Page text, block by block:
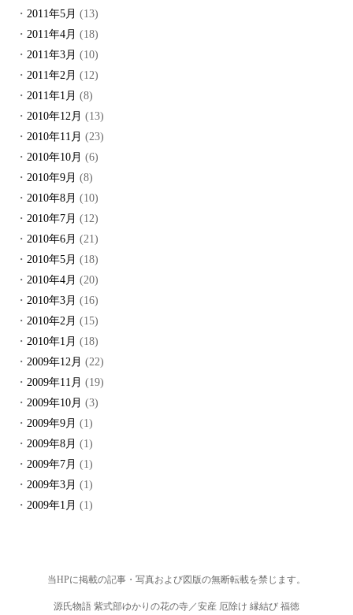
2011年5月 (13)
2011年4月 (18)
2011年3月 (10)
2011年2月 (12)
2011年1月 (8)
2010年12月 (13)
2010年11月 (23)
2010年10月 (6)
2010年9月 (8)
2010年8月 (10)
2010年7月 (12)
2010年6月 (21)
2010年5月 (18)
2010年4月 (20)
2010年3月 (16)
2010年2月 (15)
2010年1月 (18)
2009年12月 (22)
2009年11月 (19)
2009年10月 (3)
2009年9月 (1)
2009年8月 (1)
2009年7月 (1)
2009年3月 (1)
2009年1月 (1)
当HPに掲載の記事・写真および図版の無断転載を禁じます。
源氏物語 紫式部ゆかりの花の寺／安産 厄除け 縁結び 福徳